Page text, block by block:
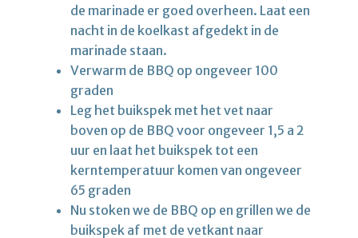
de marinade er goed overheen. Laat een
nacht in de koelkast afgedekt in de
marinade staan.
Verwarm de BBQ op ongeveer 100
graden
Leg het buikspek met het vet naar
boven op de BBQ voor ongeveer 1,5 a 2
uur en laat het buikspek tot een
kerntemperatuur komen van ongeveer
65 graden
Nu stoken we de BBQ op en grillen we de
buikspek af met de vetkant naar